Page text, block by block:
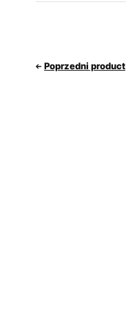
Poprzedni product